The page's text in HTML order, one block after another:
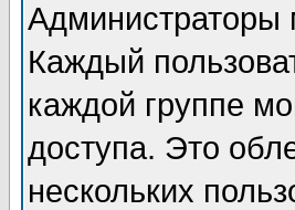
Администраторы
Каждый
каждой группе
доступа. Это
нескольких